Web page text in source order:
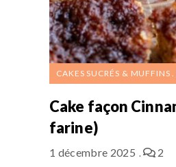
CAKES SUCRÉS & MUFFINS
Cake façon
farine)
1 décembre 2025 2